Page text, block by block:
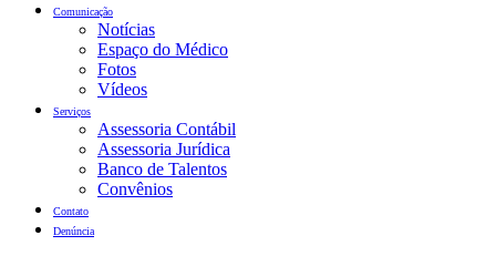
Comunicação
Notícias
Espaço do Médico
Fotos
Vídeos
Serviços
Assessoria Contábil
Assessoria Jurídica
Banco de Talentos
Convênios
Contato
Denúncia